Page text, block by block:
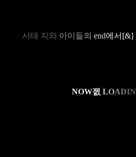
서태 지와 아이들의 end에서 [&]
NOW젨 LOADIN